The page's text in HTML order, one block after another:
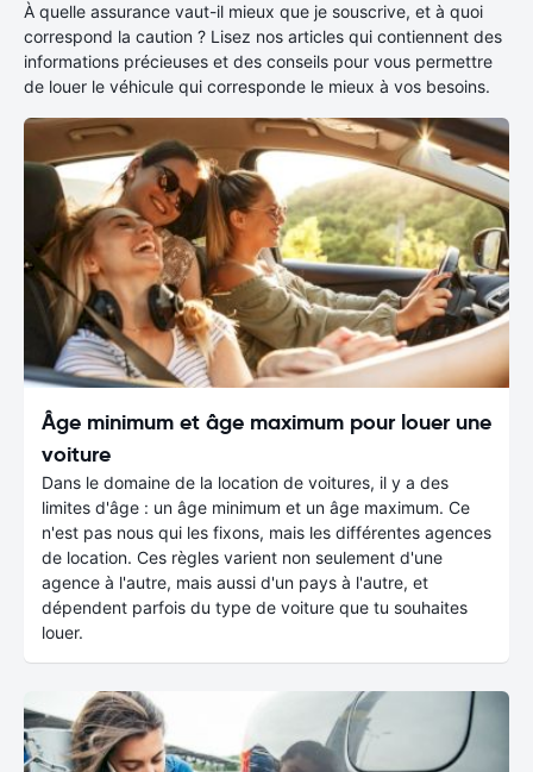
À quelle assurance vaut-il mieux que je souscrive, et à quoi
correspond la caution ? Lisez nos articles qui contiennent des
informations précieuses et des conseils pour vous permettre
de louer le véhicule qui corresponde le mieux à vos besoins.
Âge minimum et âge maximum pour louer une
voiture
Dans le domaine de la location de voitures, il y a des
limites d'âge : un âge minimum et un âge maximum. Ce
n'est pas nous qui les fixons, mais les différentes agences
de location. Ces règles varient non seulement d'une
agence à l'autre, mais aussi d'un pays à l'autre, et
dépendent parfois du type de voiture que tu souhaites
louer.